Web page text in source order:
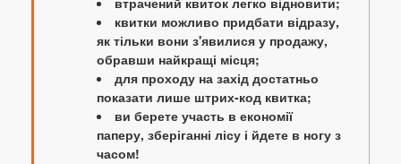
квитки можливо придбати відразу,
як тільки вони з'явилися у продажу,
обравши найкращі місця;
для проходу на захід достатньо
показати лише штрих-код квитка;
ви берете участь в економії
паперу, зберіганні лісу і йдете в ногу з
часом!